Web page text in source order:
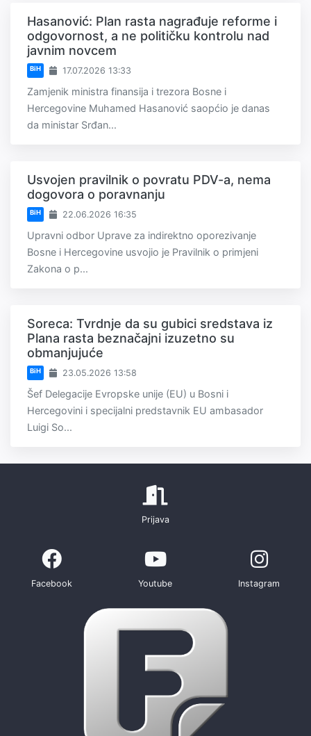
Hasanović: Plan rasta nagrađuje reforme i
odgovornost, a ne političku kontrolu nad
javnim novcem
BiH 17.07.2026 13:33
Zamjenik ministra finansija i trezora Bosne i
Hercegovine Muhamed Hasanović saopćio je danas
da ministar Srđan...
Usvojen pravilnik o povratu PDV-a, nema
dogovora o poravnanju
BiH 22.06.2026 16:35
Upravni odbor Uprave za indirektno oporezivanje
Bosne i Hercegovine usvojio je Pravilnik o primjeni
Zakona o p...
Soreca: Tvrdnje da su gubici sredstava iz
Plana rasta beznačajni izuzetno su
obmanjujuće
BiH 23.05.2026 13:58
Šef Delegacije Evropske unije (EU) u Bosni i
Hercegovini i specijalni predstavnik EU ambasador
Luigi So...
Prijava
Facebook Youtube Instagram